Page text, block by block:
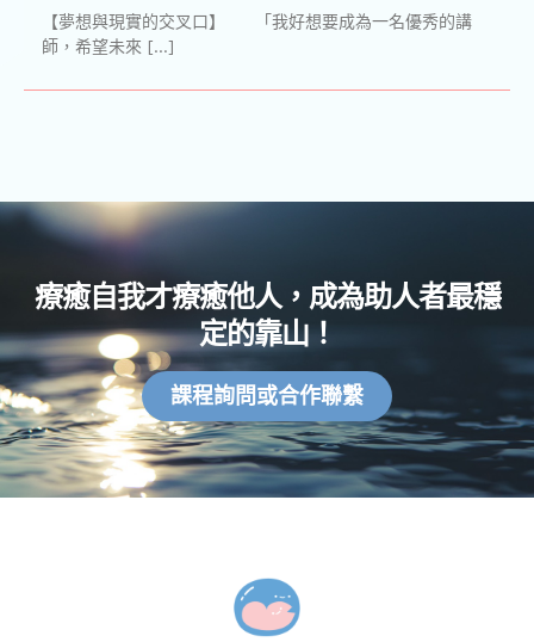
【夢想與現實的交叉口】 「我好想要成為一名優秀的講
師，希望未來 […]
療癒自我才療癒他人，成為助人者最穩
定的靠山！
課程詢問或合作聯繫